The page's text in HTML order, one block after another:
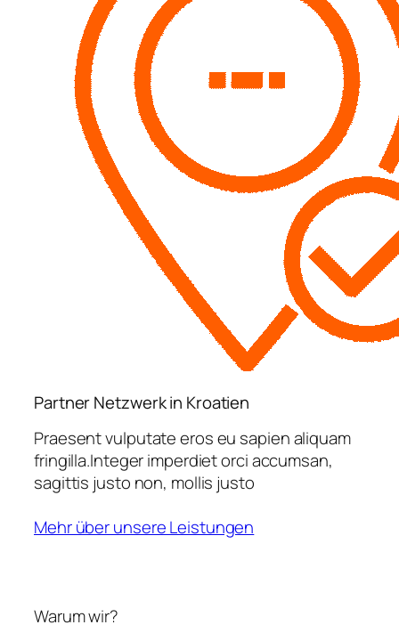
Partner Netzwerk in Kroatien
Praesent vulputate eros eu sapien aliquam
fringilla.Integer imperdiet orci accumsan,
sagittis justo non, mollis justo
Mehr über unsere Leistungen
Warum wir?